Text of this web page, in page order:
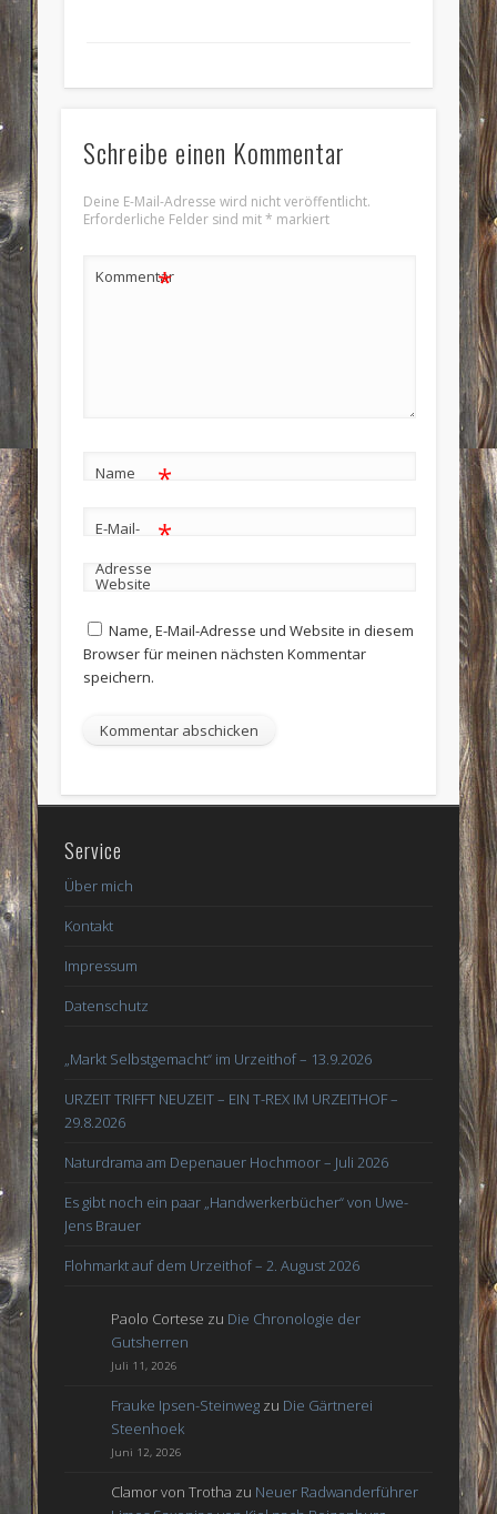
Schreibe einen Kommentar
Deine E-Mail-Adresse wird nicht veröffentlicht.
Erforderliche Felder sind mit* markiert
Kommentar
*
Name *
E-Mail-
Adresse
*
Website
Name, E-Mail-Adresse und Website in diesem
Browser für meinen nächsten Kommentar
speichern.
Service
Über mich
Kontakt
Impressum
Datenschutz
„Markt Selbstgemacht“ im Urzeithof – 13.9.2026
URZEIT TRIFFT NEUZEIT – EIN T-REX IM URZEITHOF –
29.8.2026
Naturdrama am Depenauer Hochmoor – Juli 2026
Es gibt noch ein paar „Handwerkerbücher“ von Uwe-
Jens Brauer
Flohmarkt auf dem Urzeithof – 2. August 2026
Paolo Cortese zu Die Chronologie der
Gutsherren
Juli 11, 2026
Frauke Ipsen-Steinweg zu Die Gärtnerei
Steenhoek
Juni 12, 2026
Clamor von Trotha zu Neuer Radwanderführer